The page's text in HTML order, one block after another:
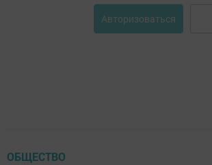
Авторизоваться
ОБЩЕСТВО